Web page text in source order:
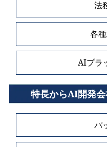
法
各
AIプラ
特長からAI開発
パ